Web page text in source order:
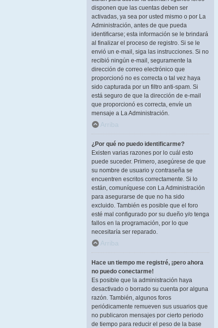
disponen que las cuentas deben ser
activadas, ya sea por usted mismo o por La
Administración, antes de que pueda
identificarse; esta información se le brindará
al finalizar el proceso de registro. Si se le
envió un e-mail, siga las instrucciones. Si no
recibió ningún e-mail, seguramente la
dirección de correo electrónico que
proporcionó no es correcta o tal vez haya
sido capturada por un filtro anti-spam. Si
está seguro de que la dirección de e-mail
que proporcionó es correcta, envíe un
mensaje a La Administración.
Arriba
¿Por qué no puedo identificarme?
Existen varias razones por lo cuál esto
puede suceder. Primero, asegúrese de que
su nombre de usuario y contraseña se
encuentren escritos correctamente. Si lo
están, comuníquese con La Administración
para asegurarse de que no ha sido
excluido. También es posible que el foro
esté mal configurado por su dueño y/o tenga
fallos en la programación, por lo que
necesitaría ser reparado.
Arriba
Hace un tiempo me registré, ¡pero ahora
no puedo conectarme!
Es posible que la administración haya
desactivado o borrado su cuenta por alguna
razón. También, algunos foros
periódicamente remueven sus usuarios que
no publicaron mensajes por cierto periodo
de tiempo para reducir el peso de la base